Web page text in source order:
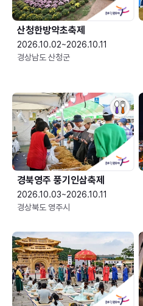
산청한방약초축제
2026.10.02~2026.10.11
경상남도 산청군
경북영주 풍기인삼축제
2026.10.03~2026.10.11
경상북도 영주시